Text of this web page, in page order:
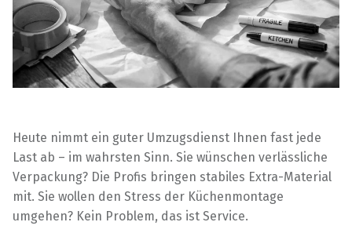
Heute nimmt ein guter Umzugsdienst Ihnen fast jede
Last ab – im wahrsten Sinn. Sie wünschen verlässliche
Verpackung? Die Profis bringen stabiles Extra-Material
mit. Sie wollen den Stress der Küchenmontage
umgehen? Kein Problem, das ist Service.